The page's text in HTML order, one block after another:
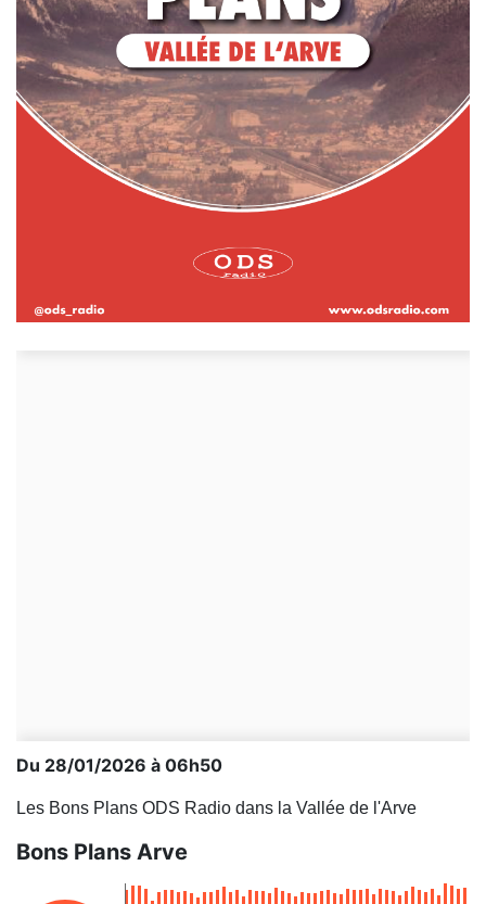
Du 28/01/2026 à 06h50
Les Bons Plans ODS Radio dans la Vallée de l'Arve
Bons Plans Arve